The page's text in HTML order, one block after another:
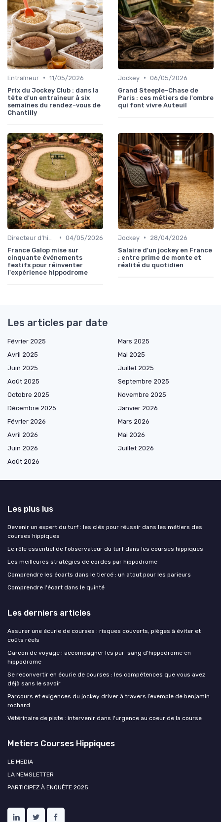
Entraîneur • 11/05/2026
Prix du Jockey Club : dans la
tête d'un entraîneur à six
semaines du rendez-vous de
Chantilly
Jockey • 06/05/2026
Grand Steeple-Chase de
Paris : ces métiers de l'ombre
qui font vivre Auteuil
• 04/05/2026
France Galop mise sur
cinquante événements
festifs pour réinventer
l'expérience hippodrome
Jockey •
28/04/2026
Salaire d'un jockey en France
: entre prime de monte et
réalité du quotidien
Les articles par date
Février 2025
Mars 2025
Avril 2025
Mai 2025
Juin 2025
Juillet 2025
Août 2025
Septembre 2025
Octobre 2025
Novembre 2025
Décembre 2025
Janvier 2026
Février 2026
Mars 2026
Avril 2026
Mai 2026
Juin 2026
Juillet 2026
Août 2026
Les plus lus
Devenir un expert du turf : les clés pour réussir dans les métiers des
courses hippiques
Le rôle essentiel de l'observateur du turf dans les courses hippiques
Les meilleures stratégies de cordes par hippodrome
Comprendre les écarts dans le tiercé : un atout pour les parieurs
Comprendre l'écart dans le quinté
Les derniers articles
Assurer une écurie de courses : risques couverts, pièges à éviter et
coûts réels
Garçon de voyage : accompagner les pur-sang d'hippodrome en
hippodrome
Se reconvertir en écurie de courses : les compétences que vous avez
déjà sans le savoir
Parcours et exigences du jockey driver à travers l’exemple de benjamin
rochard
Vétérinaire de piste : intervenir dans l'urgence au coeur de la course
Metiers Courses Hippiques
LE MEDIA
LA NEWSLETTER
PARTICIPEZ À ENQUÊTE 2025